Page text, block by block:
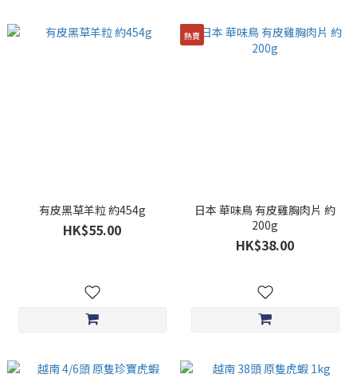
有皮黑草羊粒 約454g
HK$55.00
熱賣
日本 華味鳥 有皮雞胸肉片 約
200g
HK$38.00